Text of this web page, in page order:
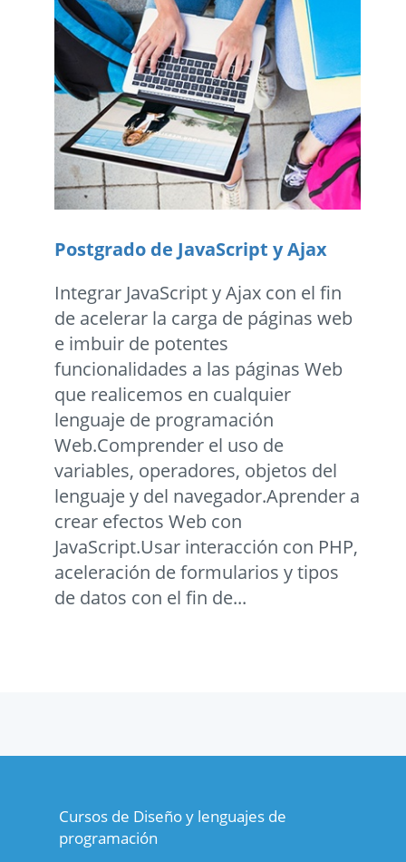
Postgrado de JavaScript y Ajax
Integrar JavaScript y Ajax con el fin
de acelerar la carga de páginas web
e imbuir de potentes
funcionalidades a las páginas Web
que realicemos en cualquier
lenguaje de programación
Web.Comprender el uso de
variables, operadores, objetos del
lenguaje y del navegador.Aprender a
crear efectos Web con
JavaScript.Usar interacción con PHP,
aceleración de formularios y tipos
de datos con el fin de...
Cursos de Diseño y lenguajes de
programación